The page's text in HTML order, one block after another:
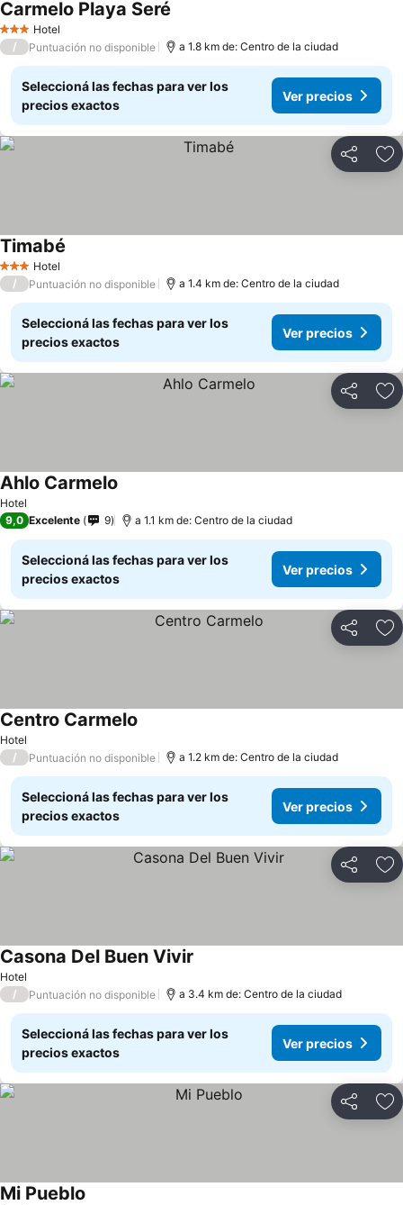
3 Estrellas
Hotel
Carmelo Playa Seré
/ Puntuación no disponible a 1.8 km de: Centro de la ciudad
Seleccioná las fechas para ver los
precios exactos
Ver precios
Compartir
3 Estrellas
Hotel
Timabé
/ Puntuación no disponible a 1.4 km de: Centro de la ciudad
Seleccioná las fechas para ver los
precios exactos
Ver precios
Compartir
Hotel
Ahlo Carmelo
9,0 Excelente 9 a 1.1 km de: Centro de la ciudad
Seleccioná las fechas para ver los
precios exactos
Ver precios
Compartir
Hotel
Centro Carmelo
/ Puntuación no disponible a 1.2 km de: Centro de la ciudad
Seleccioná las fechas para ver los
precios exactos
Ver precios
Compartir
Hotel
Casona Del Buen Vivir
/ Puntuación no disponible a 3.4 km de: Centro de la ciudad
Seleccioná las fechas para ver los
precios exactos
Ver precios
Compartir
Mi Pueblo